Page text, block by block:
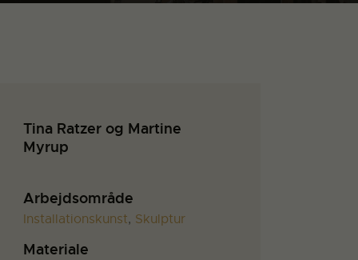
Tina Ratzer og Martine
Myrup
Arbejdsområde
Installationskunst, Skulptur
Materiale